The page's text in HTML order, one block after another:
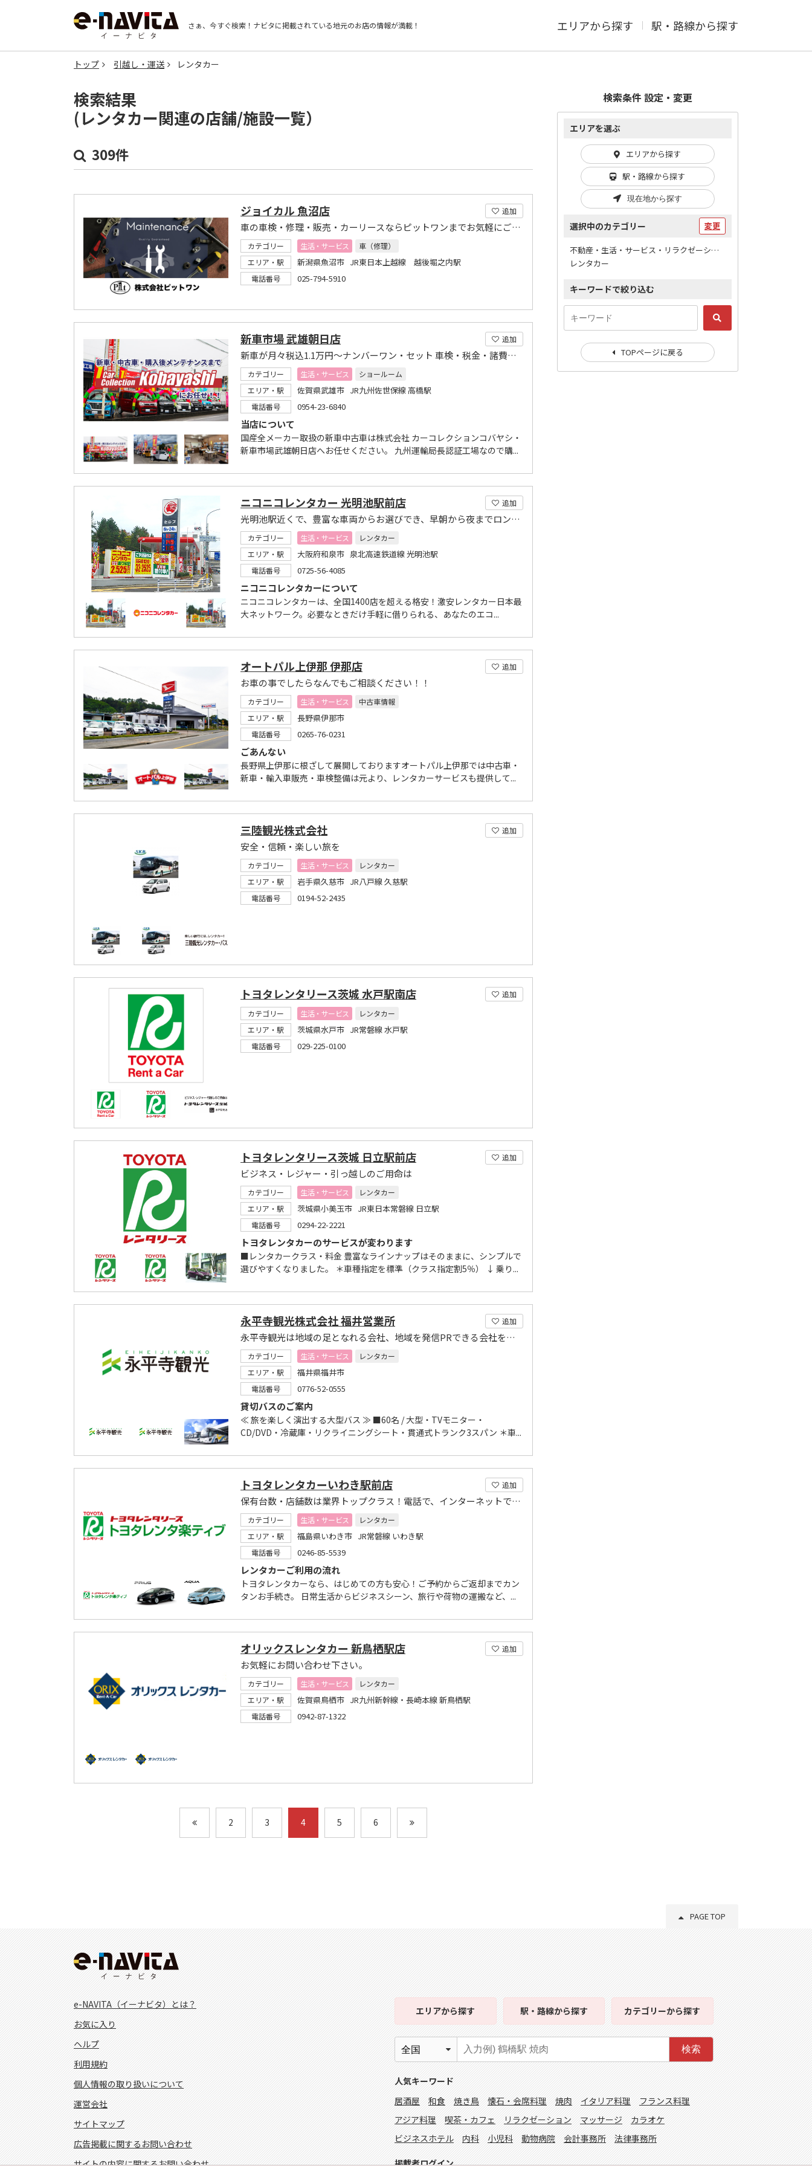
さぁ、今すぐ検索！ ナビタに掲載されている地元のお店の情報が満載！ エリアから探す 駅・路線から探す
トップ 引越し・運送 レンタカー
検索結果
(レンタカー関連の店舗/施設一覧）
309件
追加
ジョイカル 魚沼店
車の車検・修理・販売・カーリースならピットワンまでお気軽にご相談ください
カテゴリー 生活・サービス
車（修理）
エリア・駅
新潟県魚沼市 JR東日本上越線 越後堀之内駅
電話番号 025-794-5910
追加
新車市場 武雄朝日店
新車が月々税込1.1万円～ナンバーワン・セット 車検・税金・諸費用コミ
カテゴリー 生活・サービス
ショールーム
エリア・駅
佐賀県武雄市 JR九州佐世保線 高橋駅
電話番号 0954-23-6840
当店について
国産全メーカー取扱の新車中古車は株式会社 カーコレクションコバヤシ・
新車市場武雄朝日店へお任せください。 九州運輸局長認証工場なので購...
追加
ニコニコレンタカー 光明池駅前店
光明池駅近くで、豊富な車両からお選びでき、早朝から夜までロング営業なのでとても便利
カテゴリー 生活・サービス
レンタカー
エリア・駅
大阪府和泉市 泉北高速鉄道線 光明池駅
電話番号 0725-56-4085
ニコニコレンタカーについて
ニコニコレンタカーは、全国1400店を超える格安！激安レンタカー日本最
大ネットワーク。必要なときだけ手軽に借りられる、あなたのエコ...
追加
オートパル上伊那 伊那店
お車の事でしたらなんでもご相談ください！！
カテゴリー 生活・サービス
中古車情報
エリア・駅
長野県伊那市
電話番号 0265-76-0231
ごあんない
長野県上伊那に根ざして展開しておりますオートパル上伊那では中古車・
新車・輸入車販売・車検整備は元より、レンタカーサービスも提供して...
追加
三陸観光株式会社
安全・信頼・楽しい旅を
カテゴリー 生活・サービス
レンタカー
エリア・駅
岩手県久慈市 JR八戸線 久慈駅
電話番号 0194-52-2435
追加
トヨタレンタリース茨城 水戸駅南店
カテゴリー 生活・サービス
レンタカー
エリア・駅
茨城県水戸市 JR常磐線 水戸駅
電話番号 029-225-0100
追加
トヨタレンタリース茨城 日立駅前店
ビジネス・レジャー・引っ越しのご用命は
カテゴリー 生活・サービス
レンタカー
エリア・駅
茨城県小美玉市 JR東日本常磐線 日立駅
電話番号 0294-22-2221
トヨタレンタカーのサービスが変わります
■レンタカークラス・料金 豊富なラインナップはそのままに、シンプルで
選びやすくなりました。 ＊車種指定を標準（クラス指定割5％） ↓ 乗り...
追加
永平寺観光株式会社 福井営業所
永平寺観光は地域の足となれる会社、地域を発信PRできる会社をめざします。
カテゴリー 生活・サービス
レンタカー
エリア・駅
福井県福井市
電話番号 0776-52-0555
貸切バスのご案内
≪ 旅を楽しく演出する大型バス ≫ ■60名 / 大型・TVモニター・
CD/DVD・冷蔵庫・リクライニングシート・貫通式トランク3スパン ＊車...
追加
トヨタレンタカーいわき駅前店
保有台数・店舗数は業界トップクラス！電話で、インターネットでカンタンに予約できます。
カテゴリー 生活・サービス
レンタカー
エリア・駅
福島県いわき市 JR常磐線 いわき駅
電話番号 0246-85-5539
レンタカーご利用の流れ
トヨタレンタカーなら、はじめての方も安心！ご予約からご返却までカン
タンお手続き。 日常生活からビジネスシーン、旅行や荷物の運搬など、...
追加
オリックスレンタカー 新鳥栖駅店
お気軽にお問い合わせ下さい。
カテゴリー 生活・サービス
レンタカー
エリア・駅
佐賀県鳥栖市 JR九州新幹線・長崎本線 新鳥栖駅
電話番号 0942-87-1322
2 3 4 5 6
検索条件 設定・変更
エリアを選ぶ
エリアから探す
駅・路線から探す
現在地から探す
選択中のカテゴリー 変更
不動産・生活・サービス・リラクゼーション / 引越し・運送
レンタカー
キーワードで絞り込む
TOPページに戻る
PAGE TOP
e-NAVITA（イーナビタ）とは？
お気に入り
ヘルプ
利用規約
個人情報の取り扱いについて
運営会社
サイトマップ
広告掲載に関するお問い合わせ
サイトの内容に関するお問い合わせ
エリアから探す 駅・路線から探す カテゴリーから探す
検索
人気キーワード
居酒屋
和食 焼き鳥 懐石・会席料理 焼肉 イタリア料理
フランス料理
アジア料理
喫茶・カフェ リラクゼーション マッサージ
カラオケ
ビジネスホテル
内科 小児科 動物病院 会計事務所 法律事務所
掲載者ログイン